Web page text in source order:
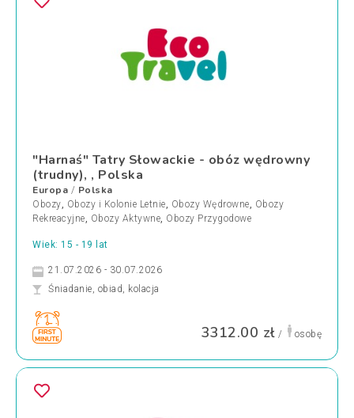
"Harnaś" Tatry Słowackie - obóz wędrowny
(trudny), , Polska
Europa / Polska
Obozy, Obozy i Kolonie Letnie, Obozy Wędrowne, Obozy
Rekreacyjne, Obozy Aktywne, Obozy Przygodowe
Wiek: 15 - 19 lat
21.07.2026 - 30.07.2026
Śniadanie, obiad, kolacja
3312.00 zł / osobę